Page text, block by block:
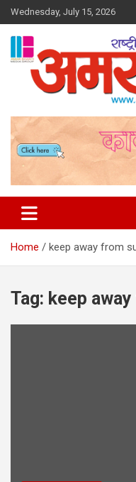
Skip
to
content
Wednesday, July 15, 2026
Amar Bharti
Home keep away from
Tag: keep